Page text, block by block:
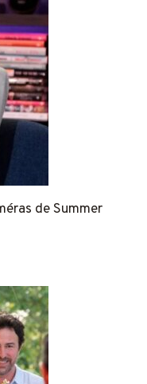
de Summer